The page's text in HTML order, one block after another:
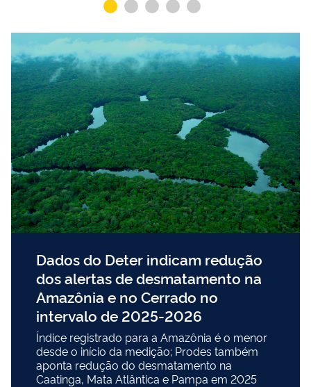
Dados do Deter indicam redução
dos alertas de desmatamento na
Amazônia e no Cerrado no
intervalo de 2025-2026
Índice registrado para a Amazônia é o menor
desde o início da medição; Prodes também
aponta redução do desmatamento na
Caatinga, Mata Atlântica e Pampa em 2025